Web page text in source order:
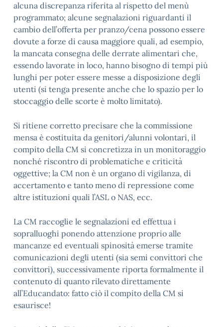
alcuna discrepanza riferita al rispetto del menù
programmato; alcune segnalazioni riguardanti il
cambio dell’offerta per pranzo/cena possono essere
dovute a forze di causa maggiore quali, ad esempio,
la mancata consegna delle derrate alimentari che,
essendo lavorate in loco, hanno bisogno di tempi più
lunghi per poter essere messe a disposizione degli
utenti (si tenga presente anche che lo spazio per lo
stoccaggio delle scorte è molto limitato).
Si ritiene corretto precisare che la commissione
mensa è costituita da genitori/alunni volontari, il
compito della CM si concretizza in un monitoraggio
nonché riscontro di problematiche e criticità
oggettive; la CM non è un organo di vigilanza, di
accertamento e tanto meno di repressione come
altre istituzioni quali l’ASL o NAS, ecc.
La CM raccoglie le segnalazioni ed effettua i
sopralluoghi ponendo attenzione proprio alle
mancanze ed eventuali spinosità emerse tramite
comunicazioni degli utenti (sia semi convittori che
convittori), successivamente riporta formalmente il
contenuto di quanto rilevato direttamente
all’Educandato: fatto ciò il compito della CM si
esaurisce!